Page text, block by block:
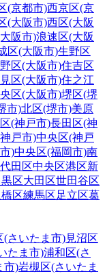
(京都市)西京区(京
(大阪市)西区(大阪
阪市)浪速区(大阪
区(大阪市)生野区
区(大阪市)住吉区
区(大阪市)住之江
区(大阪市)堺区(堺
市)北区(堺市)美原
(神戸市)長田区(神
戸市)中央区(神戸
)中央区(福岡市)南
田区中央区港区新
黒区大田区世田谷区
区練馬区足立区葛
(さいたま市)見沼区
たま市)浦和区(さ
市)岩槻区(さいたま